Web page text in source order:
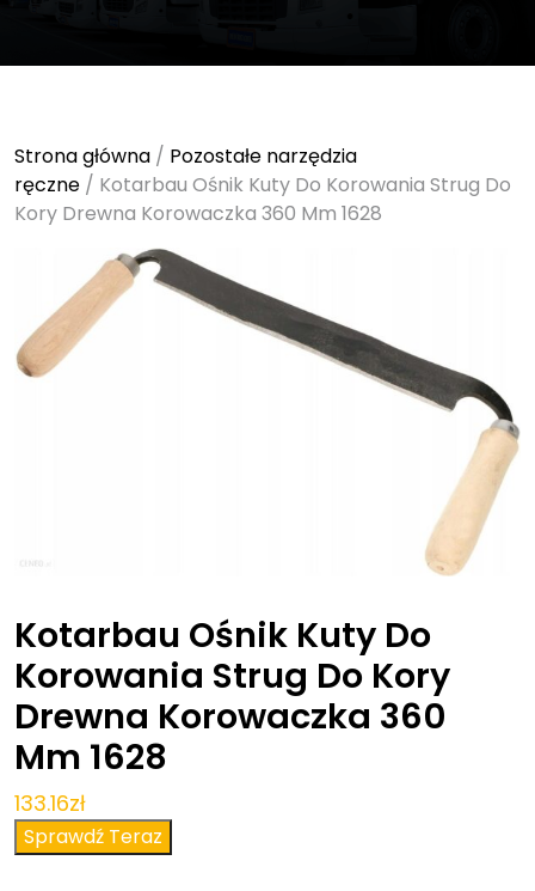
Strona główna / Pozostałe narzędzia
ręczne / Kotarbau Ośnik Kuty Do Korowania Strug Do
Kory Drewna Korowaczka 360 Mm 1628
Kotarbau Ośnik Kuty Do
Korowania Strug Do Kory
Drewna Korowaczka 360
Mm 1628
133.16zł
Sprawdź Teraz